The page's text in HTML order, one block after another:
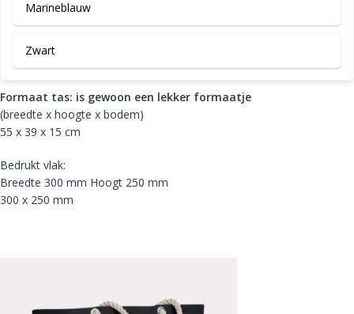
Marineblauw
Zwart
Formaat tas: is gewoon een lekker formaatje
(breedte x hoogte x bodem)
55 x 39 x 15 cm
Bedrukt vlak:
Breedte 300 mm Hoogt 250 mm
300 x 250 mm